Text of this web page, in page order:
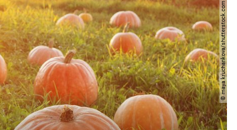
© maya kruchankova/shutterstock.com